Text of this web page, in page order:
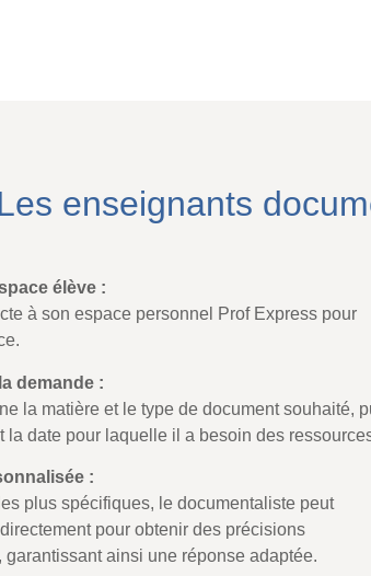
enseignants
élève :
à son espace personnel Prof Express pour
demande :
la matière et le type de document souhaité,
la date pour laquelle il a besoin des
:
plus spécifiques, le documentaliste peut
pour obtenir des précisions
garantissant ainsi une réponse adaptée.